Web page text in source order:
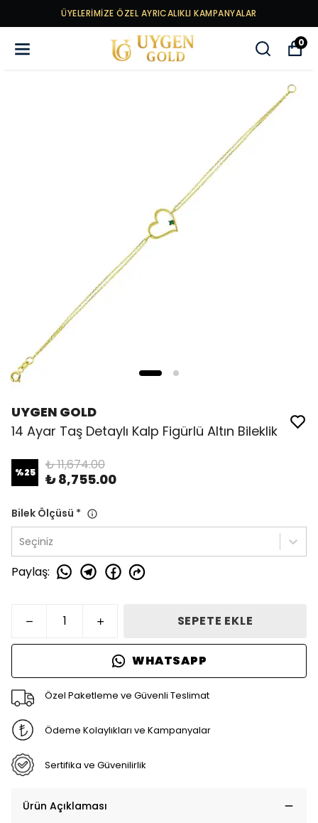
ÜYELERİMİZE ÖZEL AYRICALIKLI KAMPANYALAR
0
UYGEN GOLD
14 Ayar Taş Detaylı Kalp Figürlü Altın Bileklik
%25 ₺ 11,674.00
₺ 8,755.00
Bilek Ölçüsü *
Seçiniz
Paylaş:
SEPETE EKLE
WHATSAPP
Özel Paketleme ve Güvenli Teslimat
Ödeme Kolaylıkları ve Kampanyalar
Sertifika ve Güvenilirlik
Ürün Açıklaması